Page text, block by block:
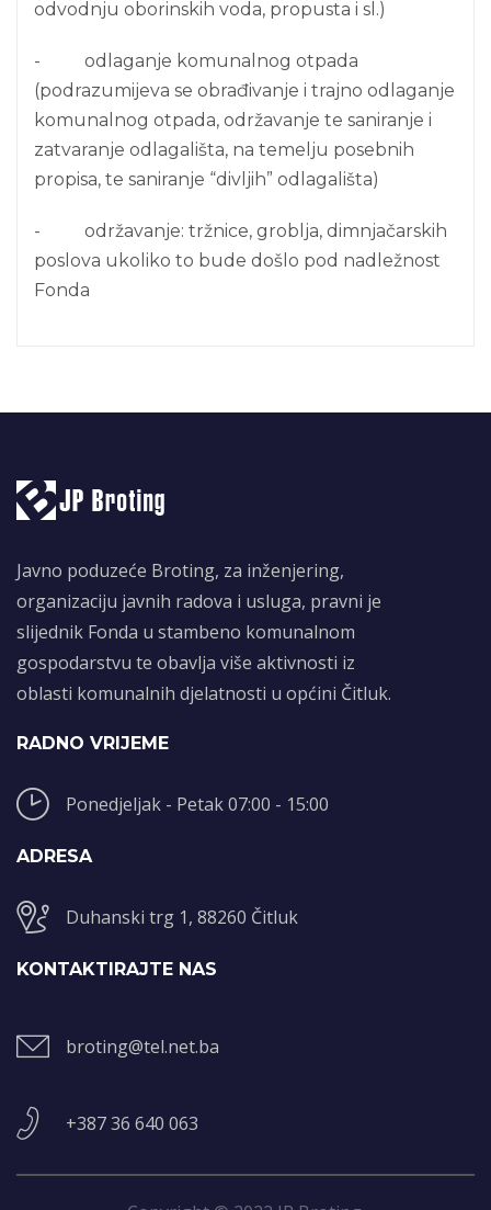
odvodnju oborinskih voda, propusta i sl.)
- odlaganje komunalnog otpada
(podrazumijeva se obrađivanje i trajno odlaganje
komunalnog otpada, održavanje te saniranje i
zatvaranje odlagališta, na temelju posebnih
propisa, te saniranje “divljih” odlagališta)
- održavanje: tržnice, groblja, dimnjačarskih
poslova ukoliko to bude došlo pod nadležnost
Fonda
Javno poduzeće Broting, za inženjering,
organizaciju javnih radova i usluga, pravni je
slijednik Fonda u stambeno komunalnom
gospodarstvu te obavlja više aktivnosti iz
oblasti komunalnih djelatnosti u općini Čitluk.
RADNO VRIJEME
Ponedjeljak - Petak 07:00 - 15:00
ADRESA
Duhanski trg 1, 88260 Čitluk
KONTAKTIRAJTE NAS
broting@tel.net.ba
+387 36 640 063